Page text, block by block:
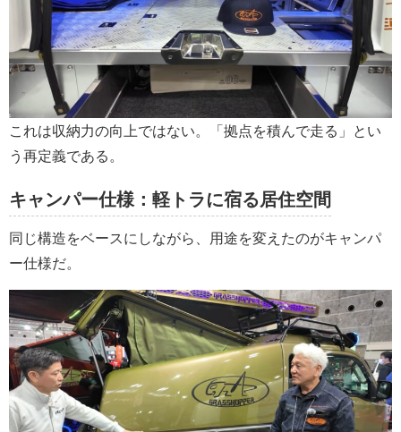
これは収納力の向上ではない。「拠点を積んで走る」とい
う再定義である。
キャンパー仕様：軽トラに宿る居住空間
同じ構造をベースにしながら、用途を変えたのがキャンパ
ー仕様だ。